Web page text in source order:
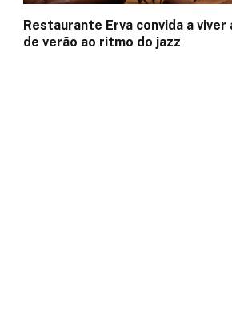
Restaurante Erva convida a viver
de verão ao ritmo do jazz